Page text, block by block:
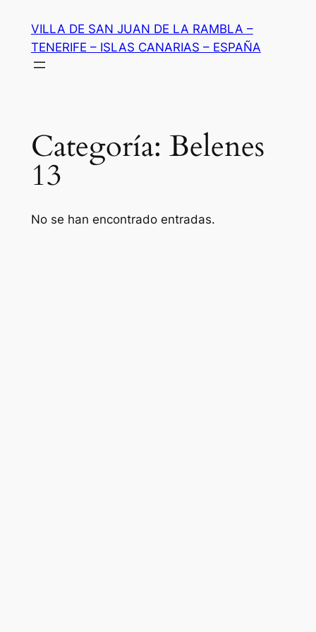
contenido
VILLA DE SAN JUAN DE LA RAMBLA –
TENERIFE – ISLAS CANARIAS – ESPAÑA
Categoría: Belenes
13
No se han encontrado entradas.